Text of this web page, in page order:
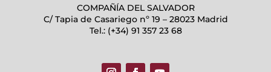
COMPAÑÍA DEL SALVADOR
C/ Tapia de Casariego nº 19 – 28023 Madrid
Tel.: (+34) 91 357 23 68